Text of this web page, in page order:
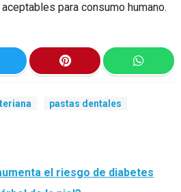
para consumo humano.
pastas dentales
el riesgo de diabetes